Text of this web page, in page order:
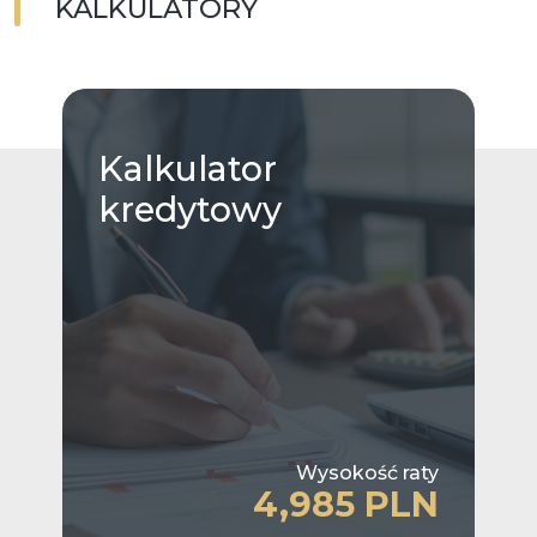
KALKULATORY
Kalkulator
kredytowy
Wysokość raty
4,985 PLN